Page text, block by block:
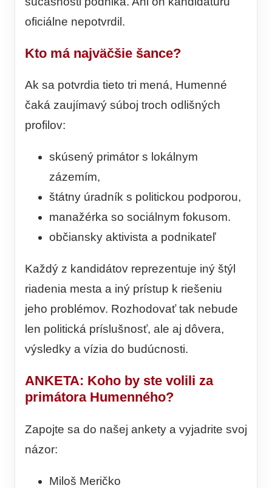
oficiálne nepotvrdil.
Kto má najväčšie šance?
Ak sa potvrdia tieto tri mená, Humenné
čaká zaujímavý súboj troch odlišných
profilov:
skúsený primátor s lokálnym
zázemím,
štátny úradník s politickou podporou,
manažérka so sociálnym fokusom.
občiansky aktivista a podnikateľ
Každý z kandidátov reprezentuje iný štýl
riadenia mesta a iný prístup k riešeniu
jeho problémov. Rozhodovať tak nebude
len politická príslušnosť, ale aj dôvera,
výsledky a vízia do budúcnosti.
ANKETA: Koho by ste volili za
primátora Humenného?
Zapojte sa do našej ankety a vyjadrite svoj
názor:
Miloš Meričko